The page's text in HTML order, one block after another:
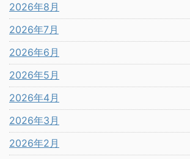
2026年8月
2026年7月
2026年6月
2026年5月
2026年4月
2026年3月
2026年2月